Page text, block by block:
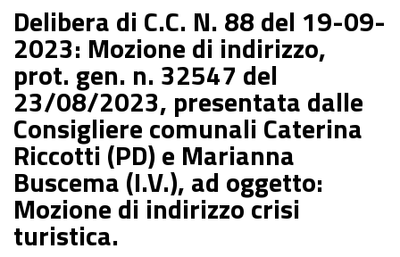
Delibera di C.C. N. 88 del 19-09-
2023: Mozione di indirizzo,
prot. gen. n. 32547 del
23/08/2023, presentata dalle
Consigliere comunali Caterina
Riccotti (PD) e Marianna
Buscema (I.V.), ad oggetto:
Mozione di indirizzo crisi
turistica.